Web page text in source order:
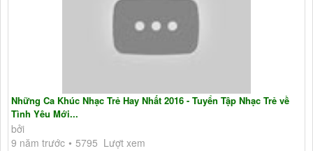
Những Ca Khúc Nhạc Trẻ Hay Nhất 2016 - Tuyển Tập Nhạc Trẻ về
Tình Yêu Mới...
bởi
9 năm trước
5795 Lượt xem